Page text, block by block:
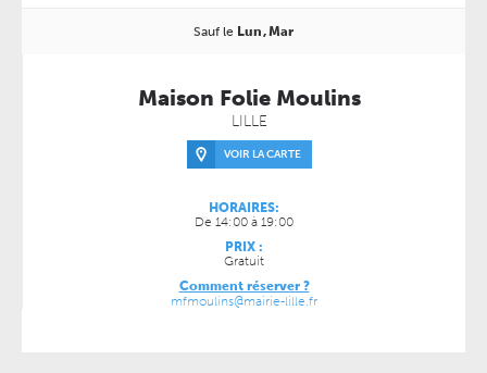
Sauf le Lun Mar
Maison Folie Moulins
LILLE
VOIR LA CARTE
HORAIRES:
De 14:00 à 19:00
PRIX :
Gratuit
Comment réserver ?
mfmoulins@mairie-lille.fr